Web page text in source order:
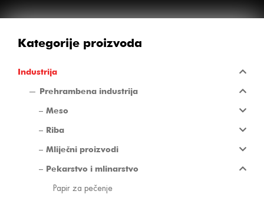
Kategorije proizvoda
Industrija
Prehrambena industrija
Meso
Riba
Mliječni proizvodi
Pekarstvo i mlinarstvo
Papir za pečenje